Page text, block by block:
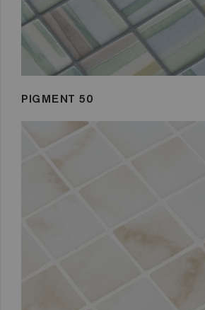
PIGMENT 50